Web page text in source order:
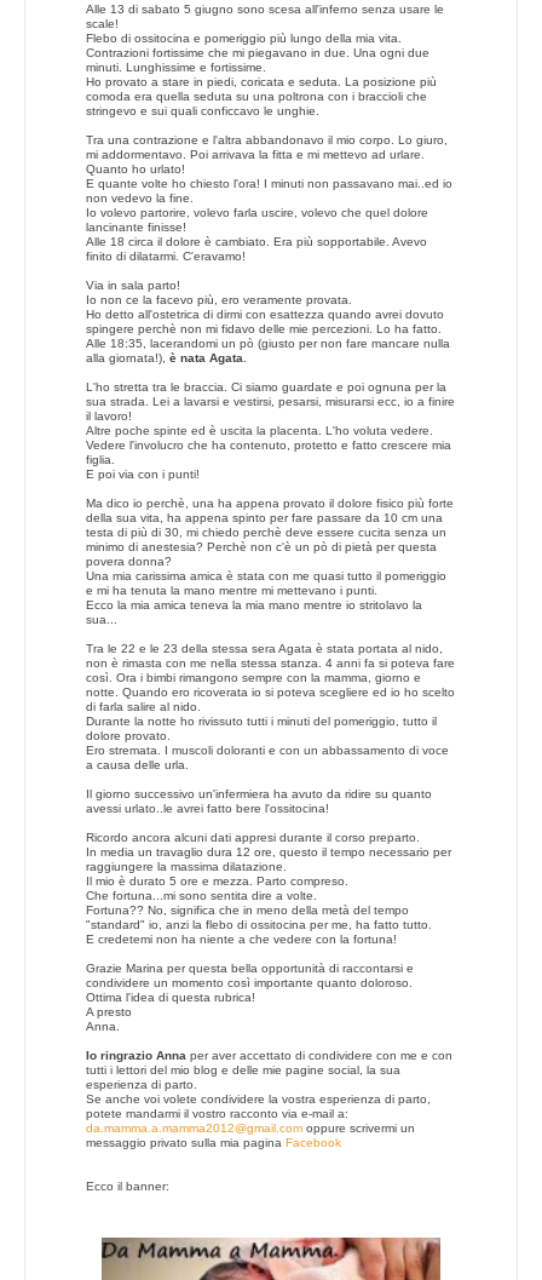
Alle 13 di sabato 5 giugno sono scesa all'inferno senza usare le
scale!
Flebo di ossitocina e pomeriggio più lungo della mia vita.
Contrazioni fortissime che mi piegavano in due. Una ogni due
minuti. Lunghissime e fortissime.
Ho provato a stare in piedi, coricata e seduta. La posizione più
comoda era quella seduta su una poltrona con i braccioli che
stringevo e sui quali conficcavo le unghie.
Tra una contrazione e l'altra abbandonavo il mio corpo. Lo giuro,
mi addormentavo. Poi arrivava la fitta e mi mettevo ad urlare.
Quanto ho urlato!
E quante volte ho chiesto l'ora! I minuti non passavano mai..ed io
non vedevo la fine.
Io volevo partorire, volevo farla uscire, volevo che quel dolore
lancinante finisse!
Alle 18 circa il dolore è cambiato. Era più sopportabile. Avevo
finito di dilatarmi. C'eravamo!
Via in sala parto!
Io non ce la facevo più, ero veramente provata.
Ho detto all'ostetrica di dirmi con esattezza quando avrei dovuto
spingere perchè non mi fidavo delle mie percezioni. Lo ha fatto.
Alle 18:35, lacerandomi un pò (giusto per non fare mancare nulla
alla giornata!), è nata Agata
L'ho stretta tra le braccia. Ci siamo guardate e poi ognuna per la
sua strada. Lei a lavarsi e vestirsi, pesarsi, misurarsi ecc, io a finire
il lavoro!
Altre poche spinte ed è uscita la placenta. L'ho voluta vedere.
Vedere l'involucro che ha contenuto, protetto e fatto crescere mia
figlia.
E poi via con i punti!
Ma dico io perchè, una ha appena provato il dolore fisico più forte
della sua vita, ha appena spinto per fare passare da 10 cm una
testa di più di 30, mi chiedo perchè deve essere cucita senza un
minimo di anestesia? Perchè non c'è un pò di pietà per questa
povera donna?
Una mia carissima amica è stata con me quasi tutto il pomeriggio
e mi ha tenuta la mano mentre mi mettevano i punti.
Ecco la mia amica teneva la mia mano mentre io stritolavo la
sua...
Tra le 22 e le 23 della stessa sera Agata è stata portata al nido,
non è rimasta con me nella stessa stanza. 4 anni fa si poteva fare
così. Ora i bimbi rimangono sempre con la mamma, giorno e
notte. Quando ero ricoverata io si poteva scegliere ed io ho scelto
di farla salire al nido.
Durante la notte ho rivissuto tutti i minuti del pomeriggio, tutto il
dolore provato.
Ero stremata. I muscoli doloranti e con un abbassamento di voce
a causa delle urla.
Il giorno successivo un'infermiera ha avuto da ridire su quanto
avessi urlato..le avrei fatto bere l'ossitocina!
Ricordo ancora alcuni dati appresi durante il corso preparto.
In media un travaglio dura 12 ore, questo il tempo necessario per
raggiungere la massima dilatazione.
Il mio è durato 5 ore e mezza. Parto compreso.
Che fortuna...mi sono sentita dire a volte.
Fortuna?? No, significa che in meno della metà del tempo
"standard" io, anzi la flebo di ossitocina per me, ha fatto tutto.
E credetemi non ha niente a che vedere con la fortuna!
Grazie Marina per questa bella opportunità di raccontarsi e
condividere un momento così importante quanto doloroso.
Ottima l'idea di questa rubrica!
A presto
Anna.
Io ringrazio Anna per aver accettato di condividere con me e con
tutti i lettori del mio blog e delle mie pagine social, la sua
esperienza di parto.
Se anche voi volete condividere la vostra esperienza di parto,
potete mandarmi il vostro racconto via e-mail a:
da.mamma.a.mamma2012@gmail.com oppure scrivermi un
messaggio privato sulla mia pagina Facebook
Ecco il banner: